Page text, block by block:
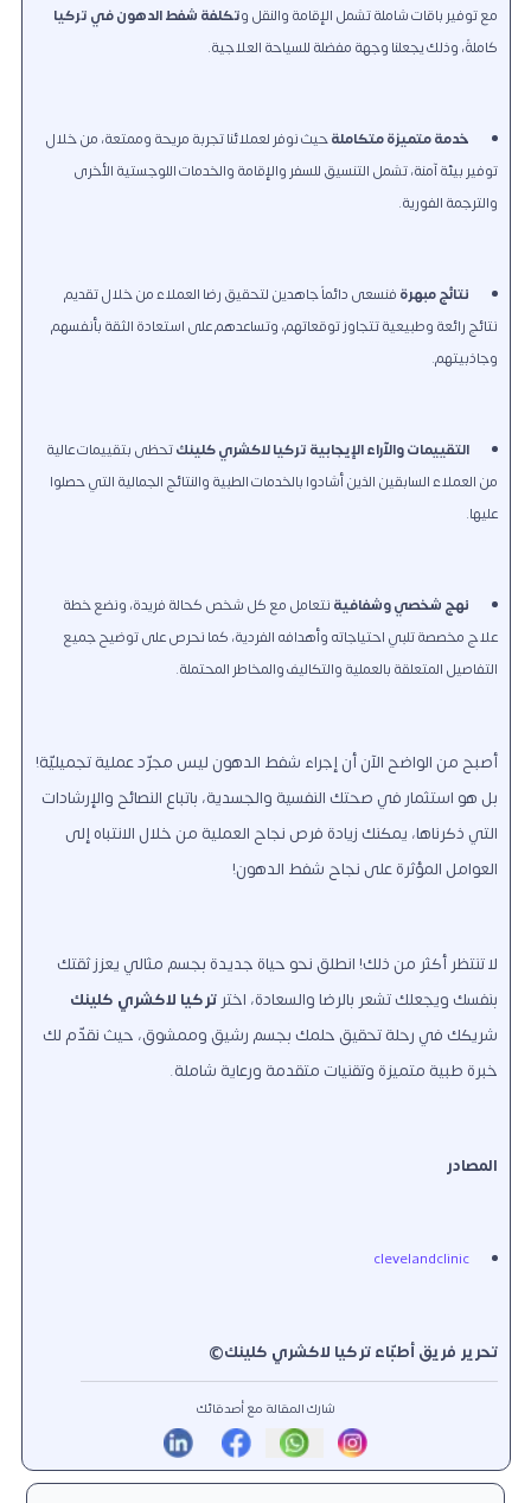
مع توفير باقات شاملة تشمل الإقامة والنقل وتكلفة شفط الدهون في تركيا
كاملةً، وذلك يجعلنا وجهة مفضلة للسياحة العلاجية.
خدمة متميزة متكاملةحيث نوفر لعملائنا تجربة مريحة وممتعة، من خلال
توفير بيئة آمنة، تشمل التنسيق للسفر والإقامة والخدمات اللوجستية الأخرى
والترجمة الفورية.
نتائج مبهرةفنسعى دائماً جاهدين لتحقيق رضا العملاء من خلال تقديم
نتائج رائعة وطبيعية تتجاوز توقعاتهم، وتساعدهم على استعادة الثقة بأنفسهم
وجاذبيتهم.
التقييمات والآراء الإيجابيةتركيا لاكشري كلينكتحظى بتقييمات عالية
من العملاء السابقين الذين أشادوا بالخدمات الطبية والنتائج الجمالية التي حصلوا
عليها.
نهج شخصي وشفافيةنتعامل مع كل شخص كحالة فريدة، ونضع خطة
علاج مخصصة تلبي احتياجاته وأهدافه الفردية، كما نحرص على توضيح جميع
التفاصيل المتعلقة بالعملية والتكاليف والمخاطر المحتملة.
أصبح من الواضح الآن أن إجراء شفط الدهون ليس مجرّد عملية تجميليّة!
بل هو استثمار في صحتك النفسية والجسدية، باتباع النصائح والإرشادات
التي ذكرناها، يمكنك زيادة فرص نجاح العملية من خلال الانتباه إلى
العوامل المؤثرة على نجاح شفط الدهون!
لا تنتظر أكثر من ذلك! انطلق نحو حياة جديدة بجسم مثالي يعزز ثقتك
بنفسك ويجعلك تشعر بالرضا والسعادة، اخترتركيا لاكشري كلينك
شريكك في رحلة تحقيق حلمك بجسم رشيق وممشوق، حيث نقدّم لك
خبرة طبية متميزة وتقنيات متقدمة ورعاية شاملة.
المصادر
clevelandclinic
تحرير فريق أطبّاء تركيا لاكشري كلينك©
شارك المقالة مع أصدقائك